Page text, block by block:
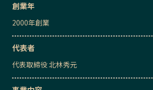
創業年
2000年創業
代表者
代表取締役北林秀元